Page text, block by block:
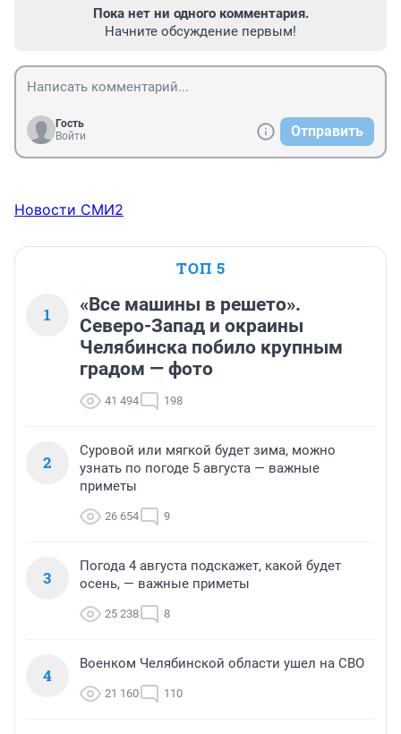
Пока нет ни одного комментария.
Начните обсуждение первым!
Гость
Войти
Отправить
Новости СМИ2
ТОП 5
1
«Все машины в решето».
Северо-Запад и окраины
Челябинска побило крупным
градом — фото
41 494 198
2
Суровой или мягкой будет зима, можно
узнать по погоде 5 августа — важные
приметы
26 654 9
3
Погода 4 августа подскажет, какой будет
осень, — важные приметы
25 238 8
4
Военком Челябинской области ушел на СВО
21 160 110